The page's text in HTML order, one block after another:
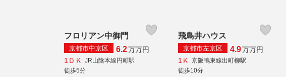
フロリアン中御門
京都市中京区 6.2万万円
1ＤＫ
JR山陰本線円町駅
徒歩5分
飛鳥井ハウス
京都市左京区 4.9万万円
1Ｋ
京阪鴨東線出町柳駅
徒歩10分